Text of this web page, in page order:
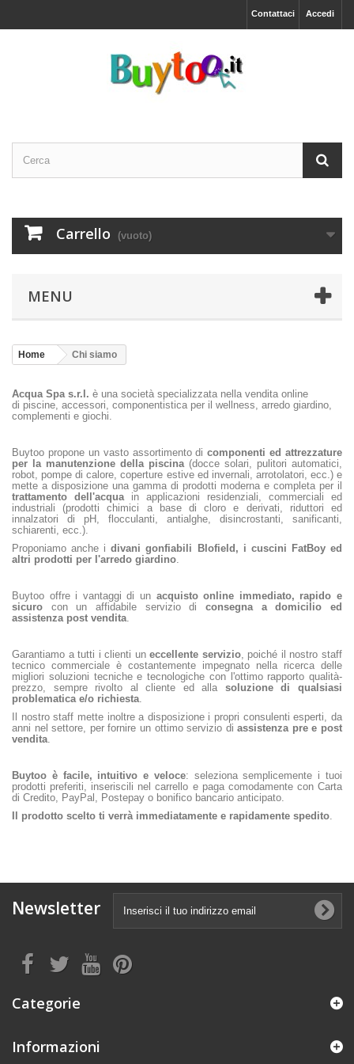
Accedi
Contattaci
Carrello (vuoto)
MENU
Home Chi siamo
Acqua Spa s.r.l. è una società specializzata nella vendita online
di piscine, accessori, componentistica per il wellness, arredo giardino,
complementi e giochi.
Buytoo propone un vasto assortimento dicomponenti ed attrezzature
per la manutenzione della piscina(docce solari, pulitori automatici,
robot, pompe di calore, coperture estive ed invernali, arrotolatori, ecc.) e
mette a disposizione una gamma di prodotti moderna e completa per il
trattamento dell'acquain applicazioni residenziali, commerciali ed
industriali (prodotti chimici a base di cloro e derivati, riduttori ed
innalzatori di pH, flocculanti, antialghe, disincrostanti, sanificanti,
schiarenti, ecc.).
Proponiamo anche idivani gonfiabili Blofield, i cuscini FatBoy ed
altri prodotti per l'arredo giardino.
Buytoo offre i vantaggi di un acquisto online immediato, rapido e
sicuro con un affidabile servizio di consegna a domicilio ed
assistenza post vendita.
Garantiamo a tutti i clienti uneccellente servizio, poiché il nostro staff
tecnico commerciale è costantemente impegnato nella ricerca delle
migliori soluzioni tecniche e tecnologiche con l'ottimo rapporto qualità-
prezzo, sempre rivolto al cliente ed alla soluzione di qualsiasi
problematica e/o richiesta.
Il nostro staff mette inoltre a disposizione i propri consulenti esperti, da
anni nel settore, per fornire un ottimo servizio diassistenza pre e post
vendita.
Buytoo è facile, intuitivo e veloce: seleziona semplicemente i tuoi
prodotti preferiti, inseriscili nel carrello e paga comodamente con Carta
di Credito, PayPal, Postepay o bonifico bancario anticipato.
Il prodotto scelto ti verrà immediatamente e rapidamente spedito.
Newsletter
Categorie
Informazioni